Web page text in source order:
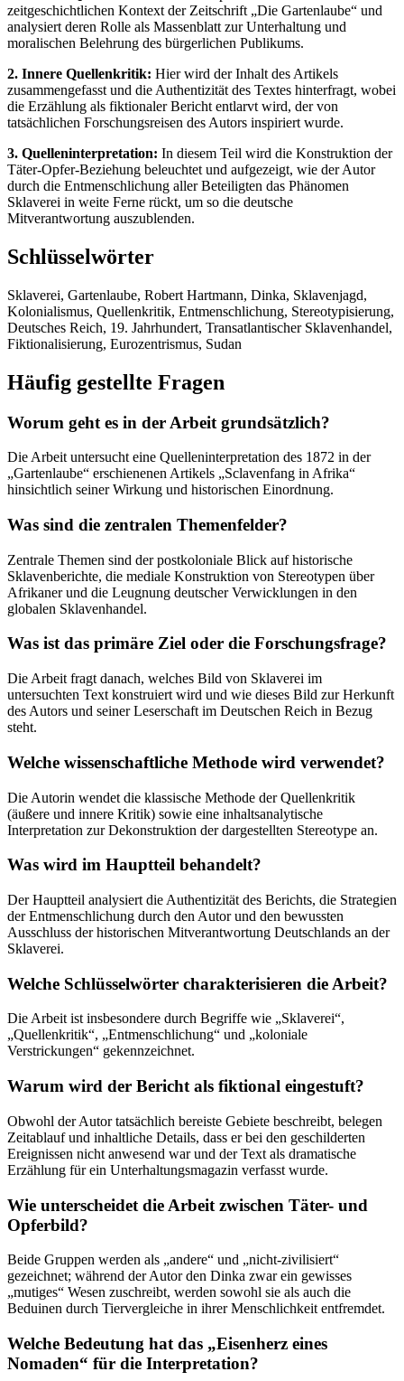
zeitgeschichtlichen Kontext der Zeitschrift „Die Gartenlaube“ und
analysiert deren Rolle als Massenblatt zur Unterhaltung und
moralischen Belehrung des bürgerlichen Publikums.
2. Innere Quellenkritik: Hier wird der Inhalt des Artikels
zusammengefasst und die Authentizität des Textes hinterfragt, wobei
die Erzählung als fiktionaler Bericht entlarvt wird, der von
tatsächlichen Forschungsreisen des Autors inspiriert wurde.
3. Quelleninterpretation: In diesem Teil wird die Konstruktion der
Täter-Opfer-Beziehung beleuchtet und aufgezeigt, wie der Autor
durch die Entmenschlichung aller Beteiligten das Phänomen
Sklaverei in weite Ferne rückt, um so die deutsche
Mitverantwortung auszublenden.
Schlüsselwörter
Sklaverei, Gartenlaube, Robert Hartmann, Dinka, Sklavenjagd,
Kolonialismus, Quellenkritik, Entmenschlichung, Stereotypisierung,
Deutsches Reich, 19. Jahrhundert, Transatlantischer Sklavenhandel,
Fiktionalisierung, Eurozentrismus, Sudan
Häufig gestellte Fragen
Worum geht es in der Arbeit grundsätzlich?
Die Arbeit untersucht eine Quelleninterpretation des 1872 in der
„Gartenlaube“ erschienenen Artikels „Sclavenfang in Afrika“
hinsichtlich seiner Wirkung und historischen Einordnung.
Was sind die zentralen Themenfelder?
Zentrale Themen sind der postkoloniale Blick auf historische
Sklavenberichte, die mediale Konstruktion von Stereotypen über
Afrikaner und die Leugnung deutscher Verwicklungen in den
globalen Sklavenhandel.
Was ist das primäre Ziel oder die Forschungsfrage?
Die Arbeit fragt danach, welches Bild von Sklaverei im
untersuchten Text konstruiert wird und wie dieses Bild zur Herkunft
des Autors und seiner Leserschaft im Deutschen Reich in Bezug
steht.
Welche wissenschaftliche Methode wird verwendet?
Die Autorin wendet die klassische Methode der Quellenkritik
(äußere und innere Kritik) sowie eine inhaltsanalytische
Interpretation zur Dekonstruktion der dargestellten Stereotype an.
Was wird im Hauptteil behandelt?
Der Hauptteil analysiert die Authentizität des Berichts, die Strategien
der Entmenschlichung durch den Autor und den bewussten
Ausschluss der historischen Mitverantwortung Deutschlands an der
Sklaverei.
Welche Schlüsselwörter charakterisieren die Arbeit?
Die Arbeit ist insbesondere durch Begriffe wie „Sklaverei“,
„Quellenkritik“, „Entmenschlichung“ und „koloniale
Verstrickungen“ gekennzeichnet.
Warum wird der Bericht als fiktional eingestuft?
Obwohl der Autor tatsächlich bereiste Gebiete beschreibt, belegen
Zeitablauf und inhaltliche Details, dass er bei den geschilderten
Ereignissen nicht anwesend war und der Text als dramatische
Erzählung für ein Unterhaltungsmagazin verfasst wurde.
Wie unterscheidet die Arbeit zwischen Täter- und
Opferbild?
Beide Gruppen werden als „andere“ und „nicht-zivilisiert“
gezeichnet; während der Autor den Dinka zwar ein gewisses
„mutiges“ Wesen zuschreibt, werden sowohl sie als auch die
Beduinen durch Tiervergleiche in ihrer Menschlichkeit entfremdet.
Welche Bedeutung hat das „Eisenherz eines
Nomaden“ für die Interpretation?